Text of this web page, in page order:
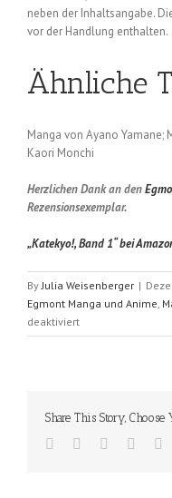
neben der Inhaltsangabe.
vor der Handlung enthalten.
Ähnliche
Manga von Ayano Yamane;
Kaori Monchi
Herzlichen Dank an den
Rezensionsexemplar.
„Katekyo!, Band 1“ bei
By Julia Weisenberger |
Egmont Manga und Anime
deaktiviertfür
Katekyo!
1
Share This Story, Choose